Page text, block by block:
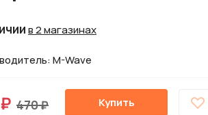
в 2 магазинах
M-Wave
470 ₽ Купить